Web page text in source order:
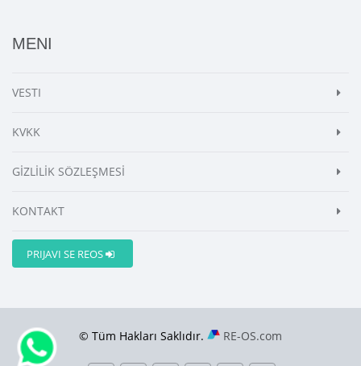
MENI
VESTI
KVKK
GİZLİLİK SÖZLEŞMESİ
KONTAKT
PRIJAVI SE REOS
© Tüm Hakları Saklıdır. RE-OS.com